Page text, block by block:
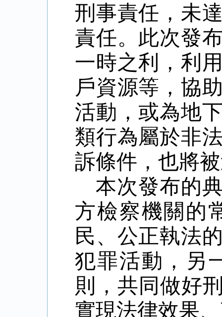
刑事責任，未
責任。此次發
一時之利，利
戶資源等，協
活動，或為地
類行為屬於非
訴條件，也將
本次發布的
方檢察機關的
民、公正執法
犯罪活動，另
則，共同做好
實現法律效果